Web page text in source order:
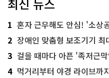
최신 뉴스
1 혼자 근무해도 안심! '소상
2 장애인 맞춤형 보조기기 최대
3 걸을 때마다 아픈 '족저근막염
4 먹거리부터 야경 라이브